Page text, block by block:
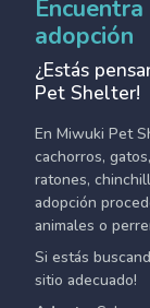
adopción
¿Estás
Pet Shelter!
En Miwuki Pet
cachorros,
ratones,
adopción
animales o
Si estás
sitio adecuado!